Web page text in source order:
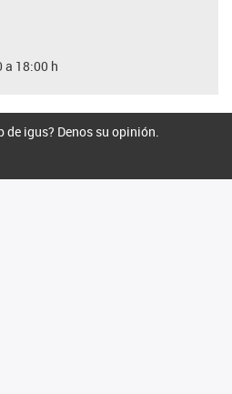
a 18:00 h
de igus? Denos su opinión.